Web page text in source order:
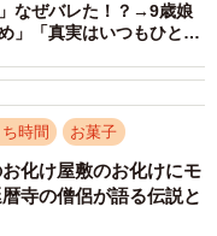
て爆笑していまし
れるのですがいっぱ
ですが「なんでここ
こともなく、一緒に
なぜバレた！？→9歳娘
」「真実はいつもひと
時間 お菓子
化け屋敷のお化けにモ
寺の僧侶が語る伝説と